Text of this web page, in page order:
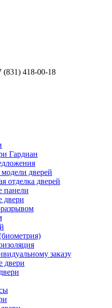
(831) 418-00-18
Гардиан
дверей
отделка дверей
панели
двери
заказу
двери